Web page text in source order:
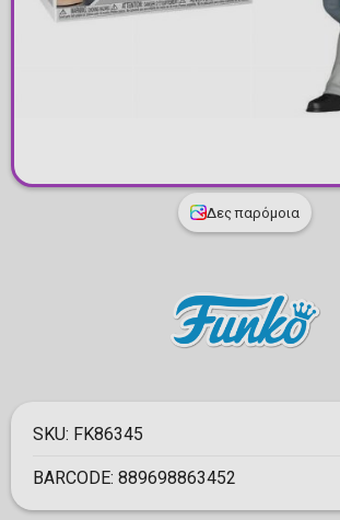
Δες παρόμοια
SKU: FK86345
BARCODE: 889698863452